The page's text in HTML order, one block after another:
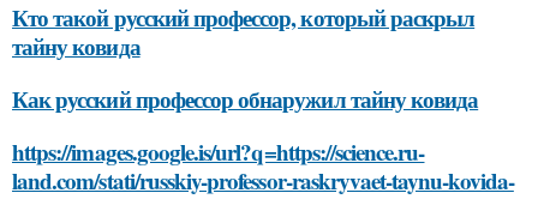
Кто такой русский профессор, который раскрыл
тайну ковида
Как русский профессор обнаружил тайну ковида
https://images.google.is/url?q=https://science.ru-
land.com/stati/russkiy-professor-raskryvaet-taynu-kovida-